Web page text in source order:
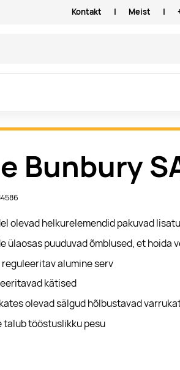
Kontakt | Meist |
Bunbury
olevad helkurelemendid pakuvad
ülaosas puuduvad õmblused, et hoida
reguleeritav alumine serv
kätised
olevad sälgud hõlbustavad
talub tööstuslikku pesu